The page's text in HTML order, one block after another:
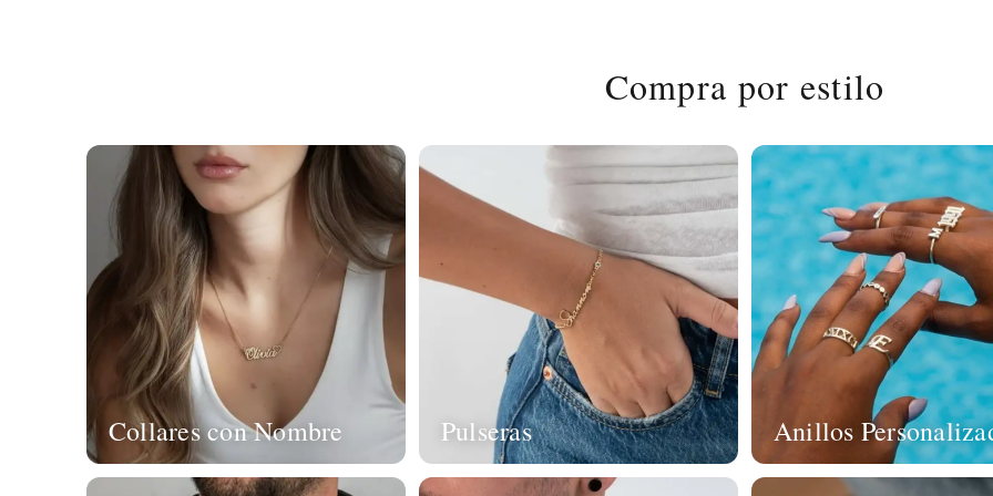
Compra por estilo
Collares con Nombre Pulseras Anillos